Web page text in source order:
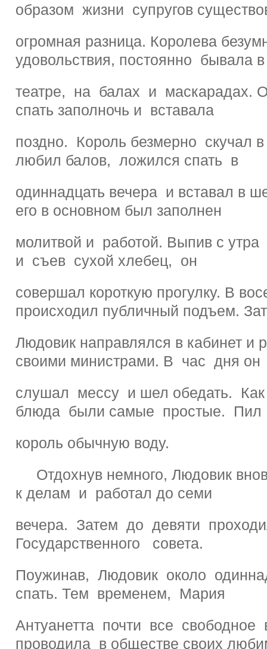
образом жизни супругов
огромная разница. Королева
удовольствия, постоянно бывала в
театре, на балах и маскарадах.
спать заполночь и вставала
поздно. Король безмерно скучал в
любил балов, ложился спать в
одиннадцать вечера и вставал в
его в основном был заполнен
молитвой и работой. Выпив с утра
и съев сухой хлебец, он
совершал короткую прогулку. В
происходил публичный подъем.
Людовик направлялся в кабинет и
своими министрами. В час дня он
слушал мессу и шел обедать. Как
блюда были самые простые. Пил
король обычную воду.
Отдохнув немного, Людовик
к делам и работал до семи
вечера. Затем до девяти
Государственного совета.
Поужинав, Людовик около
спать. Тем временем, Мария
Антуанетта почти все свободное
проводила в обществе своих